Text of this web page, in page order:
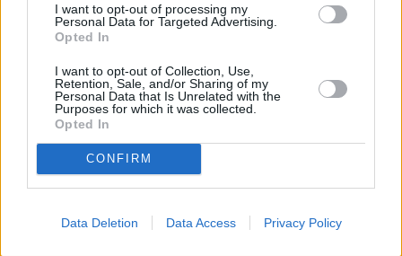
I want to opt-out of processing my
Personal Data for Targeted Advertising.
Opted In
I want to opt-out of Collection, Use,
Retention, Sale, and/or Sharing of my
Personal Data that Is Unrelated with the
Purposes for which it was collected.
Opted In
CONFIRM
Data Deletion Data Access Privacy Policy